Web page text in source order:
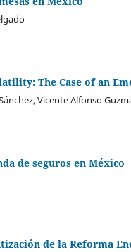
The Case of an
Vicente Alfonso
de seguros en México
de la Reforma